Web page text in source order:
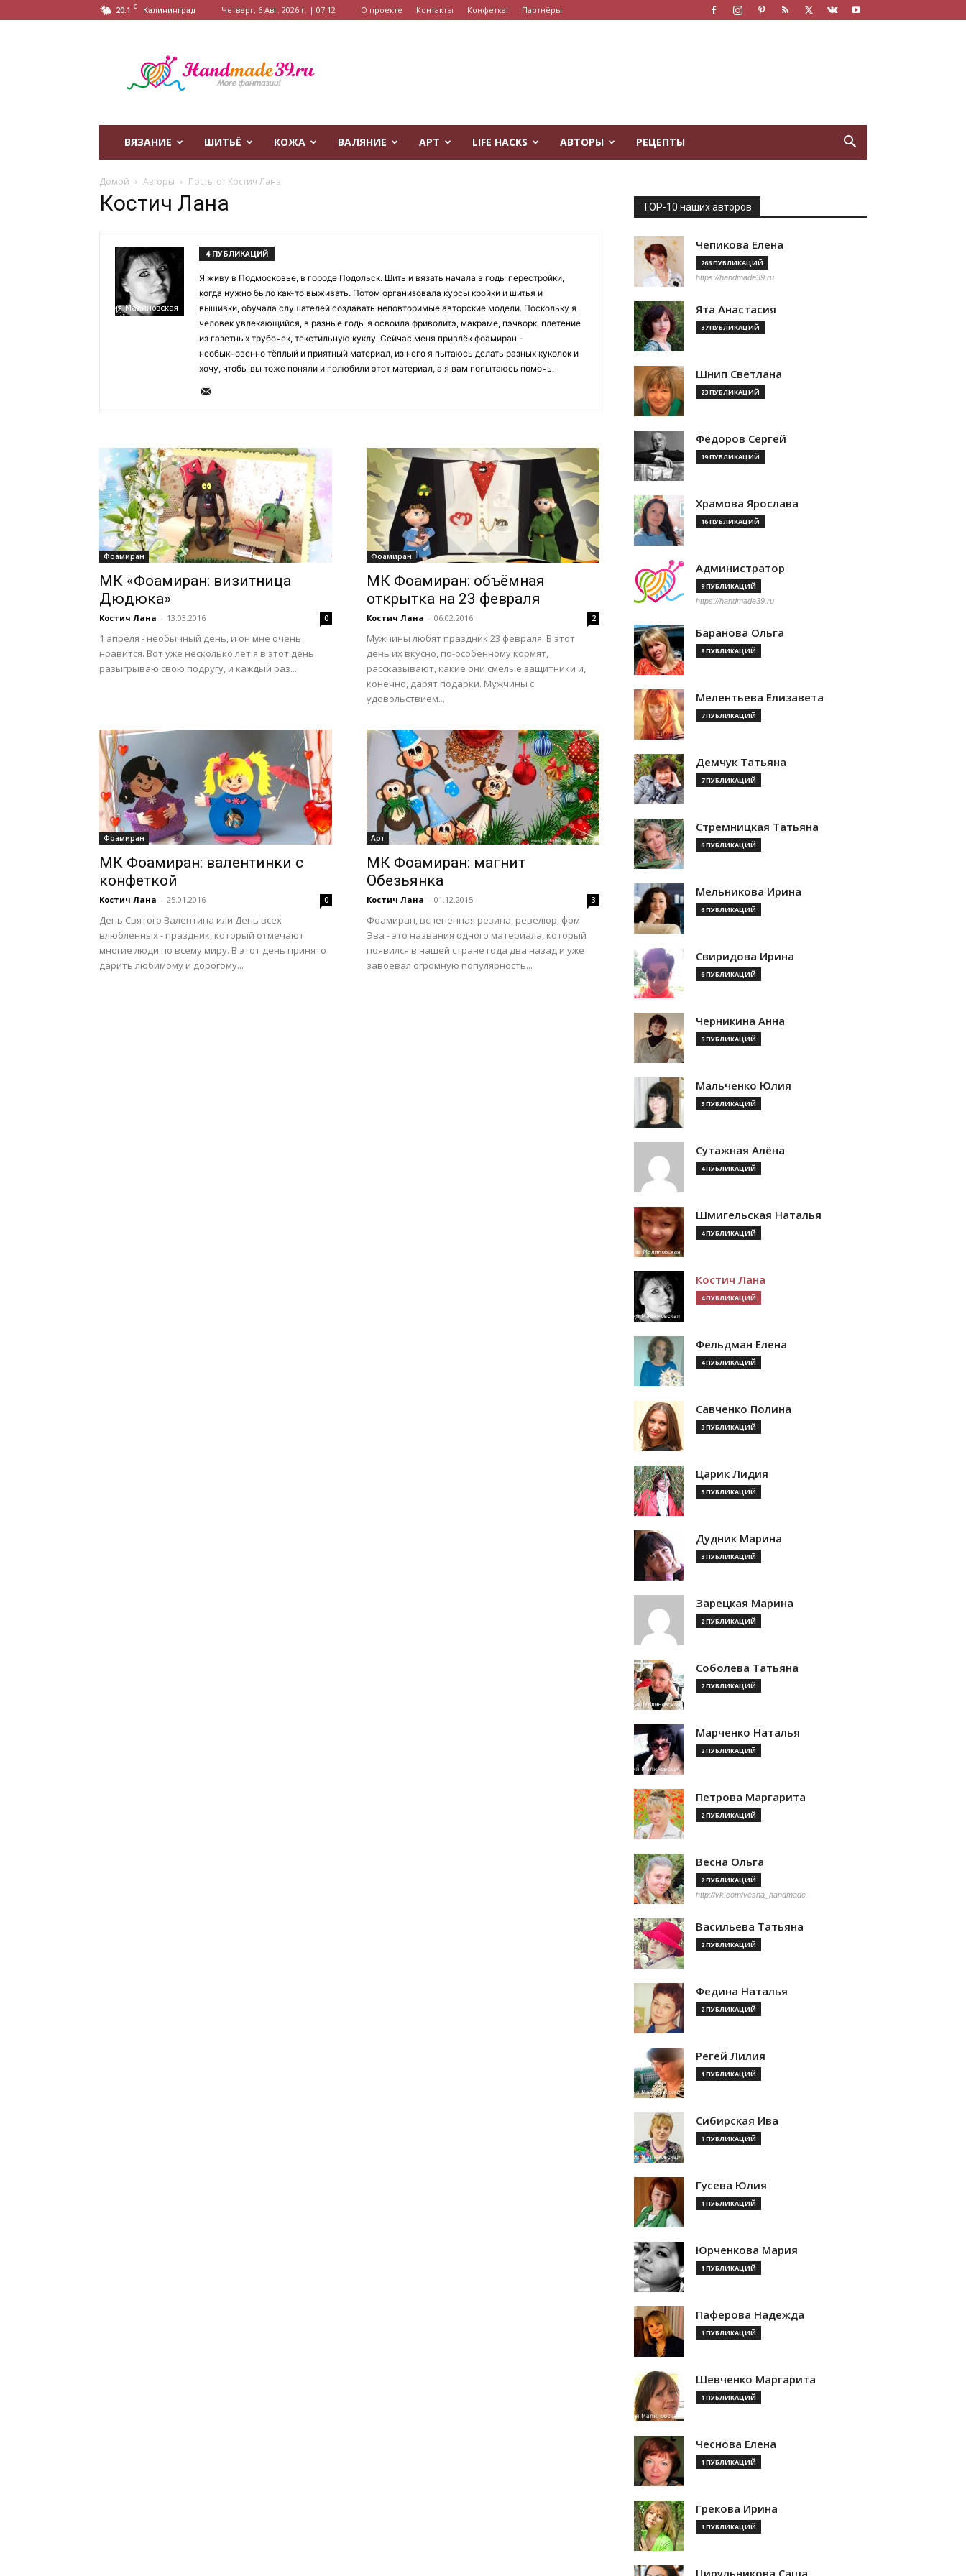
20.1 C Калининград Четверг, 6 Авг. 2026 г. | 07:12 О проекте Контакты Конфетка! Партнёры
ВЯЗАНИЕ ШИТЬЁ КОЖА ВАЛЯНИЕ АРТ LIFE HACKS АВТОРЫ РЕЦЕПТЫ
Домой Авторы Посты от Костич Лана
Костич Лана
4 ПУБЛИКАЦИЙ
Я живу в Подмосковье, в городе Подольск. Шить и вязать начала в годы перестройки,
когда нужно было как-то выживать. Потом организовала курсы кройки и шитья и
вышивки, обучала слушателей создавать неповторимые авторские модели. Поскольку я
человек увлекающийся, в разные годы я освоила фриволитэ, макраме, пэчворк, плетение
из газетных трубочек, текстильную куклу. Сейчас меня привлёк фоамиран -
необыкновенно тёплый и приятный материал, из него я пытаюсь делать разных куколок и
хочу, чтобы вы тоже поняли и полюбили этот материал, а я вам попытаюсь помочь.
Фоамиран
МК «Фоамиран: визитница
Дюдюка»
Костич Лана - 13.03.2016 0
1 апреля - необычный день, и он мне очень
нравится. Вот уже несколько лет я в этот день
разыгрываю свою подругу, и каждый раз...
Фоамиран
МК Фоамиран: объёмная
открытка на 23 февраля
Костич Лана - 06.02.2016 2
Мужчины любят праздник 23 февраля. В этот
день их вкусно, по-особенному кормят,
рассказывают, какие они смелые защитники и,
конечно, дарят подарки. Мужчины с
удовольствием...
Фоамиран
МК Фоамиран: валентинки с
конфеткой
Костич Лана - 25.01.2016 0
День Святого Валентина или День всех
влюбленных - праздник, который отмечают
многие люди по всему миру. В этот день принято
дарить любимому и дорогому...
Арт
МК Фоамиран: магнит
Обезьянка
Костич Лана - 01.12.2015 3
Фоамиран, вспененная резина, ревелюр, фом
Эва - это названия одного материала, который
появился в нашей стране года два назад и уже
завоевал огромную популярность...
TOP-10 наших авторов
Чепикова Елена
266 ПУБЛИКАЦИЙ
https://handmade39.ru
Ята Анастасия
37 ПУБЛИКАЦИЙ
Шнип Светлана
23 ПУБЛИКАЦИЙ
Фёдоров Сергей
19 ПУБЛИКАЦИЙ
Храмова Ярослава
16 ПУБЛИКАЦИЙ
Администратор
9 ПУБЛИКАЦИЙ
https://handmade39.ru
Баранова Ольга
8 ПУБЛИКАЦИЙ
Мелентьева Елизавета
7 ПУБЛИКАЦИЙ
Демчук Татьяна
7 ПУБЛИКАЦИЙ
Стремницкая Татьяна
6 ПУБЛИКАЦИЙ
Мельникова Ирина
6 ПУБЛИКАЦИЙ
Свиридова Ирина
6 ПУБЛИКАЦИЙ
Черникина Анна
5 ПУБЛИКАЦИЙ
Мальченко Юлия
5 ПУБЛИКАЦИЙ
Сутажная Алёна
4 ПУБЛИКАЦИЙ
Шмигельская Наталья
4 ПУБЛИКАЦИЙ
Костич Лана
4 ПУБЛИКАЦИЙ
Фельдман Елена
4 ПУБЛИКАЦИЙ
Савченко Полина
3 ПУБЛИКАЦИЙ
Царик Лидия
3 ПУБЛИКАЦИЙ
Дудник Марина
3 ПУБЛИКАЦИЙ
Зарецкая Марина
2 ПУБЛИКАЦИЙ
Соболева Татьяна
2 ПУБЛИКАЦИЙ
Марченко Наталья
2 ПУБЛИКАЦИЙ
Петрова Маргарита
2 ПУБЛИКАЦИЙ
Весна Ольга
2 ПУБЛИКАЦИЙ
http://vk.com/vesna_handmade
Васильева Татьяна
2 ПУБЛИКАЦИЙ
Федина Наталья
2 ПУБЛИКАЦИЙ
Регей Лилия
1 ПУБЛИКАЦИЙ
Сибирская Ива
1 ПУБЛИКАЦИЙ
Гусева Юлия
1 ПУБЛИКАЦИЙ
Юрченкова Мария
1 ПУБЛИКАЦИЙ
Паферова Надежда
1 ПУБЛИКАЦИЙ
Шевченко Маргарита
1 ПУБЛИКАЦИЙ
Чеснова Елена
1 ПУБЛИКАЦИЙ
Грекова Ирина
1 ПУБЛИКАЦИЙ
Цирульникова Саша